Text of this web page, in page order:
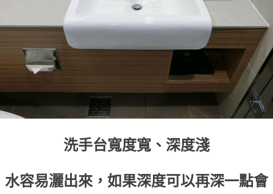
洗手台寬度寬、深度淺
水容易灑出來，如果深度可以再深一點會